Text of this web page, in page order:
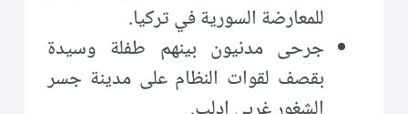
للمعارضة السورية في تركيا.
جرحى مدنيون بينهم طفلة وسيدة
بقصف لقوات النظام على مدينة جسر